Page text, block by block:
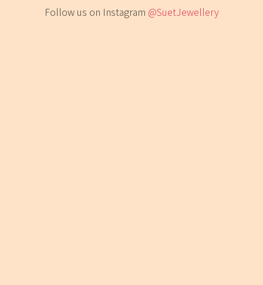
Follow us on Instagram @SuetJewellery